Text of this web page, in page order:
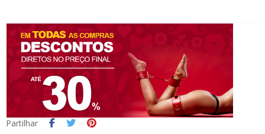
Partilhar